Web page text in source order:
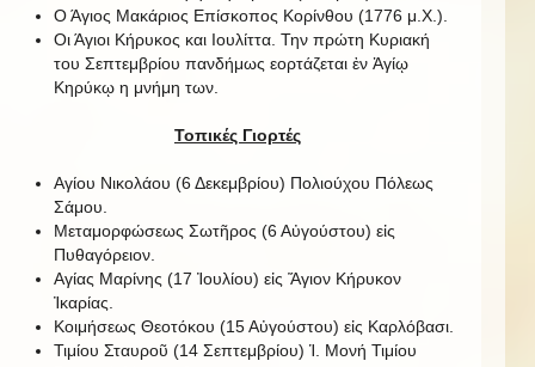
Ο Άγιος Μακάριος Επίσκοπος Κορίνθου (1776 μ.Χ.).
Οι Άγιοι Κήρυκος και Ιουλίττα. Την πρώτη Κυριακή
του Σεπτεμβρίου πανδήμως εορτάζεται ἐν Ἁγίῳ
Κηρύκῳ η μνήμη των.
Τοπικές Γιορτές
Αγίου Νικολάου (6 Δεκεμβρίου) Πολιούχου Πόλεως
Σάμου.
Μεταμορφώσεως Σωτῆρος (6 Αὐγούστου) εἰς
Πυθαγόρειον.
Αγίας Μαρίνης (17 Ἰουλίου) εἰς Ἅγιον Κήρυκον
Ἰκαρίας.
Κοιμήσεως Θεοτόκου (15 Αὐγούστου) εἰς Καρλόβασι.
Τιμίου Σταυροῦ (14 Σεπτεμβρίου) Ἱ. Μονή Τιμίου